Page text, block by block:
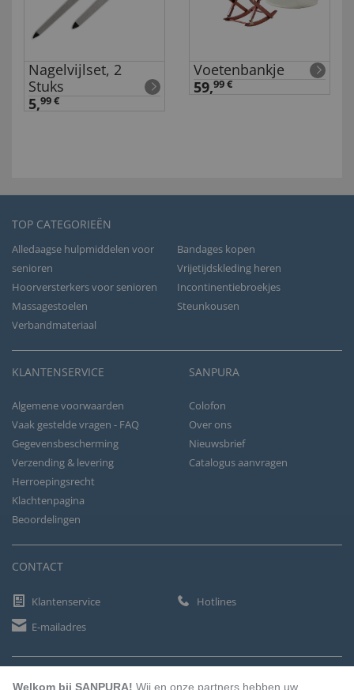
Nagelvijlset, 2
Stuks
5,99 €
Voetenbankje
59,99 €
TOP CATEGORIEËN
Alledaagse hulpmiddelen voor
senioren
Bandages kopen
Vrijetijdskleding heren
Hoorversterkers voor senioren
Incontinentiebroekjes
Massagestoelen
Steunkousen
Verbandmateriaal
KLANTENSERVICE
Algemene voorwaarden
Vaak gestelde vragen - FAQ
Gegevensbescherming
Verzending & levering
Herroepingsrecht
Klachtenpagina
Beoordelingen
SANPURA
Colofon
Over ons
Nieuwsbrief
Catalogus aanvragen
CONTACT
Klantenservice
Hotlines
E-mailadres
Welkom bij SANPURA! Wij en onze partners hebben uw